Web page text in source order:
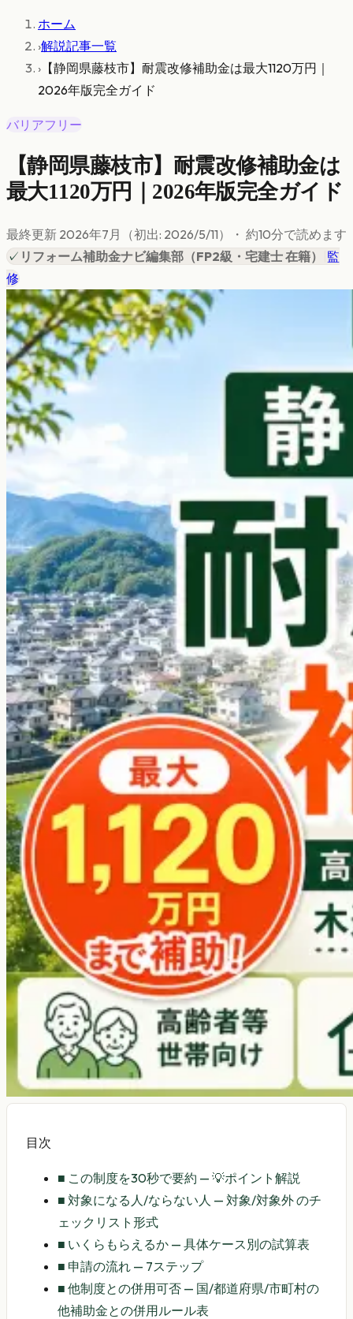
ホーム
›解説記事一覧
› 【静岡県藤枝市】耐震改修補助金は最大1120万円｜
2026年版完全ガイド
バリアフリー
【静岡県藤枝市】耐震改修補助金は
最大1120万円｜2026年版完全ガイド
最終更新 2026年7月 （初出: 2026/5/11） ・ 約10分で読めます
✓ リフォーム補助金ナビ編集部 （FP2級・宅建士 在籍）
監
修
目次
■ この制度を30秒で要約 — 💡ポイント解説
■ 対象になる人/ならない人 — 対象/対象外 のチ
ェックリスト形式
■ いくらもらえるか — 具体ケース別の試算表
■ 申請の流れ — 7ステップ
■ 他制度との併用可否 — 国/都道府県/市町村の
他補助金との併用ルール表